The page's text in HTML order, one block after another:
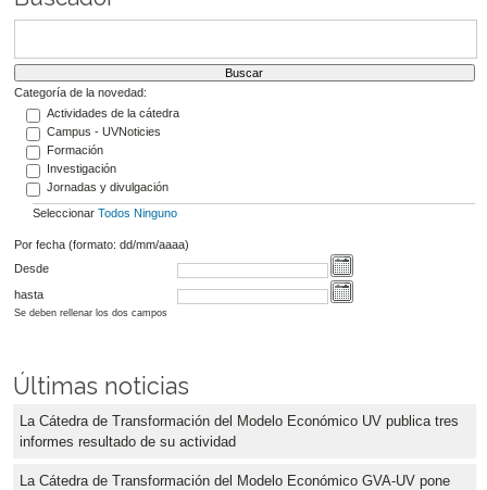
Categoría de la novedad:
Actividades de la cátedra
Campus - UVNoticies
Formación
Investigación
Jornadas y divulgación
Seleccionar Todos Ninguno
Por fecha (formato: dd/mm/aaaa)
Desde
hasta
Se deben rellenar los dos campos
Últimas noticias
La Cátedra de Transformación del Modelo Económico UV publica tres
informes resultado de su actividad
La Cátedra de Transformación del Modelo Económico GVA-UV pone